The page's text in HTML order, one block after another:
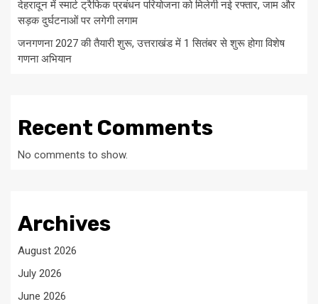
देहरादून में स्मार्ट ट्रैफिक प्रबंधन परियोजना को मिलेगी नई रफ्तार, जाम और
सड़क दुर्घटनाओं पर लगेगी लगाम
जनगणना 2027 की तैयारी शुरू, उत्तराखंड में 1 सितंबर से शुरू होगा विशेष
गणना अभियान
Recent Comments
No comments to show.
Archives
August 2026
July 2026
June 2026